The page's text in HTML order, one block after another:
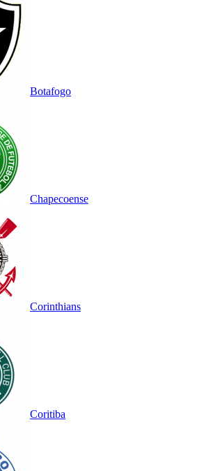
Botafogo
Chapecoense
Corinthians
Coritiba